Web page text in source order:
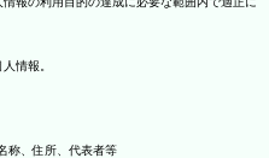
情報。
称、住所、代表者等